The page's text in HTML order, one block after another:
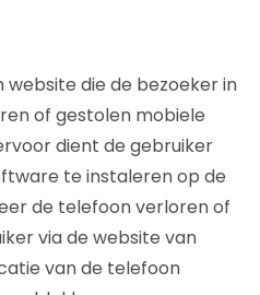
website die de bezoeker in
of gestolen mobiele
dient de gebruiker
te instaleren op de
de telefoon verloren of
via de website van
van de telefoon